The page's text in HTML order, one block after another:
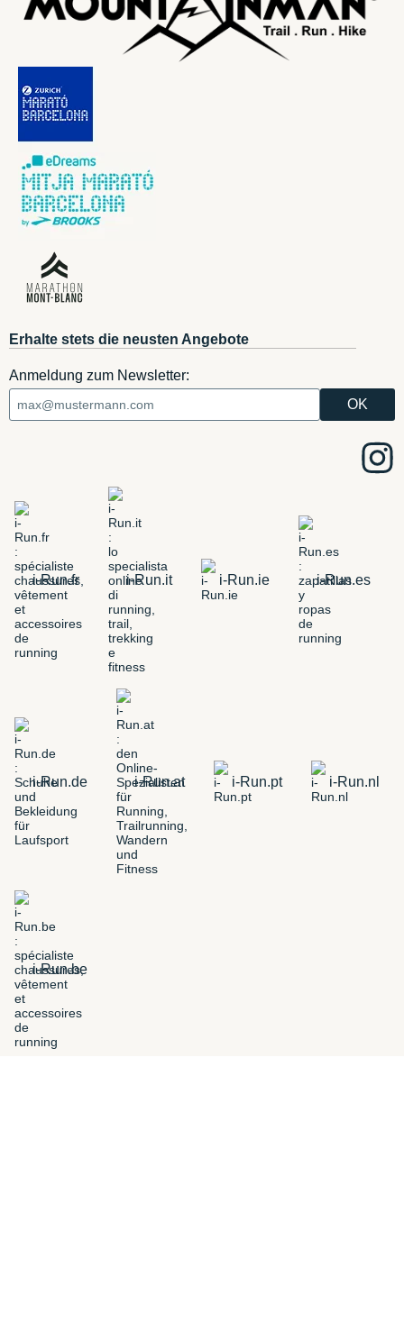
Erhalte stets die neusten Angebote
Anmeldung zum Newsletter:
i-Run.fr i-Run.it i-Run.ie i-Run.es
i-Run.de i-Run.at i-Run.pt i-Run.nl
i-Run.be